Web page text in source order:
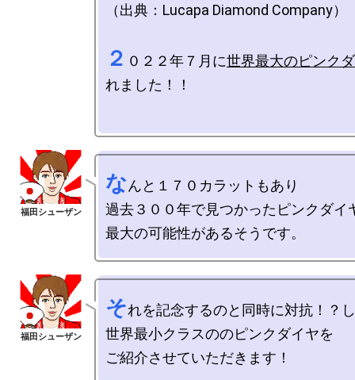
（出典：Lucapa Diamond Company）
２ ０２２年７月に世界最大のピンク
れました！！
なんと１７０カラットもあり
過去３００年で見つかったピンクダイ
それを記念するのと同時に対抗！？
世界最小クラスののピンクダイヤを